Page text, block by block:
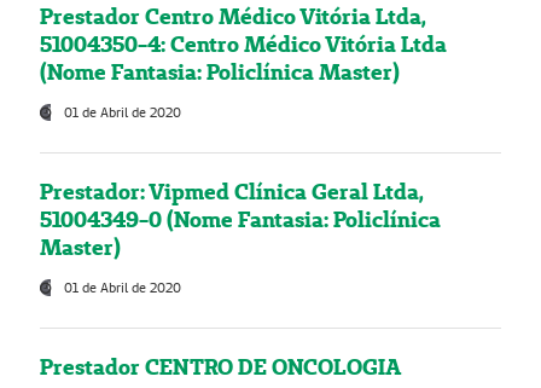
Prestador Centro Médico Vitória Ltda,
51004350-4: Centro Médico Vitória Ltda
(Nome Fantasia: Policlínica Master)
01 de Abril de 2020
Prestador: Vipmed Clínica Geral Ltda,
51004349-0 (Nome Fantasia: Policlínica
Master)
01 de Abril de 2020
Prestador CENTRO DE ONCOLOGIA